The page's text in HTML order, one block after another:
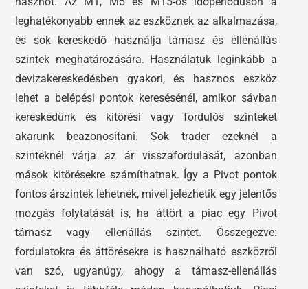
leghatékonyabb ennek az eszköznek az alkalmazása,
és sok kereskedő használja támasz és ellenállás
szintek meghatározására. Használatuk leginkább a
devizakereskedésben gyakori, és hasznos eszköz
lehet a belépési pontok keresésénél, amikor sávban
kereskedünk és kitörési vagy fordulós szinteket
akarunk beazonosítani. Sok trader ezeknél a
szinteknél várja az ár visszafordulását, azonban
mások kitörésekre számíthatnak. Így a Pivot pontok
fontos árszintek lehetnek, mivel jelezhetik egy jelentős
mozgás folytatását is, ha áttört a piac egy Pivot
támasz vagy ellenállás szintet. Összegezve:
fordulatokra és áttörésekre is használható eszközről
van szó, ugyanúgy, ahogy a támasz-ellenállás